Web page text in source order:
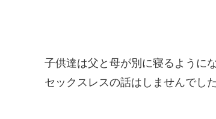
子供達は父と母が別に寝るように
セックスレスの話はしませんでし